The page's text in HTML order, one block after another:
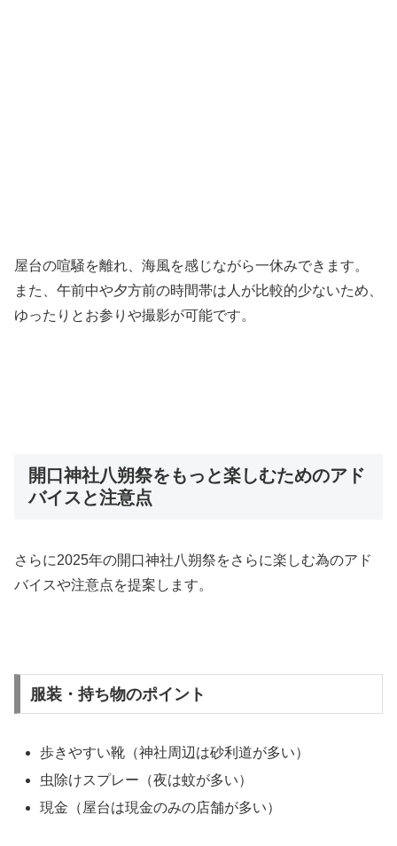
屋台の喧騒を離れ、海風を感じながら一休みできます。
また、午前中や夕方前の時間帯は人が比較的少ないため、
ゆったりとお参りや撮影が可能です。
開口神社八朔祭をもっと楽しむためのアド
バイスと注意点
さらに2025年の開口神社八朔祭をさらに楽しむ為のアド
バイスや注意点を提案します。
服装・持ち物のポイント
歩きやすい靴（神社周辺は砂利道が多い）
虫除けスプレー（夜は蚊が多い）
現金（屋台は現金のみの店舗が多い）